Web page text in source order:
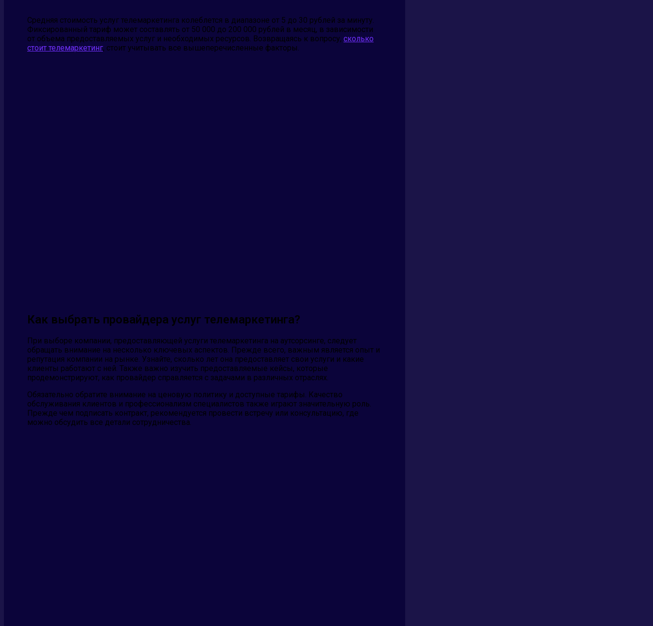
Средняя стоимость услуг телемаркетинга колеблется в диапазоне от 5 до 30 рублей за минуту.
Фиксированный тариф может составлять от 50 000 до 200 000 рублей в месяц, в зависимости
от объема предоставляемых услуг и необходимых ресурсов. Возвращаясь к вопросу, сколько
стоит телемаркетинг, стоит учитывать все вышеперечисленные факторы.
Как выбрать провайдера услуг телемаркетинга?
При выборе компании, предоставляющей услуги телемаркетинга на аутсорсинге, следует
обращать внимание на несколько ключевых аспектов. Прежде всего, важным является опыт и
репутация компании на рынке. Узнайте, сколько лет она предоставляет свои услуги и какие
клиенты работают с ней. Также важно изучить предоставляемые кейсы, которые
продемонстрируют, как провайдер справляется с задачами в различных отраслях.
Обязательно обратите внимание на ценовую политику и доступные тарифы. Качество
обслуживания клиентов и профессионализм специалистов также играют значительную роль.
Прежде чем подписать контракт, рекомендуется провести встречу или консультацию, где
можно обсудить все детали сотрудничества.